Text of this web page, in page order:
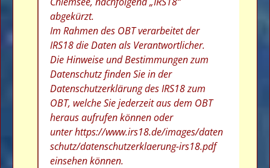
abgekürzt.
Im Rahmen des OBT verarbeitet der
IRS18 die Daten als Verantwortlicher.
Die Hinweise und Bestimmungen zum
Datenschutz finden Sie in der
Datenschutzerklärung des IRS18 zum
OBT, welche Sie jederzeit aus dem OBT
heraus aufrufen können oder
unterhttps://www.irs18.de/images/daten
schutz/datenschutzerklaerung-irs18.pdf
einsehen können.